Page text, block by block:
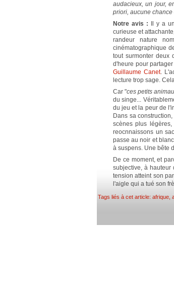
audacieux, un jour,
priori, aucune chance
Notre avis :
Il y a
curieuse et
randeur nature
cinématographique
tout surmonter deux
d'heure pour
Guillaume Canet.
lecture trop sage.
Car "ces petits
du singe...
du jeu et la peur de
Dans sa
scènes plus
reocnnaissons un
passe au noir et
à suspens. Une bête
De ce moment, et
subjective, à
tension atteint son
l'aigle qui a tué son
Tags liés à cet article: afrique,